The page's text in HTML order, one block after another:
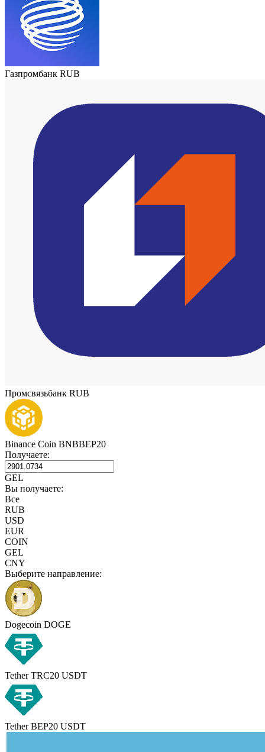
Газпромбанк RUB
Промсвязьбанк RUB
Binance Coin BNBBEP20
Получаете:
GEL
Вы получаете:
Все
RUB
USD
EUR
COIN
GEL
CNY
Выберите направление:
Dogecoin DOGE
Tether TRC20 USDT
Tether BEP20 USDT